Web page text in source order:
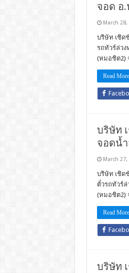
จอด อ
March 28,
บริษัท เชิด
รถทัวร์ล่วง
(หมอชิต2)
Read
บริษัท
จอดน้ำ
March 27,
บริษัท เชิด
ตั๋วรถทัวร์ล่
(หมอชิต2)
Read
บริษัท